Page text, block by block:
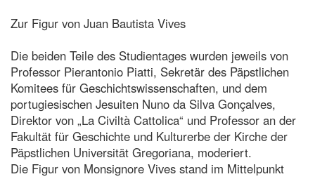
Zur Figur von Juan Bautista Vives
Die beiden Teile des Studientages wurden jeweils von
Professor Pierantonio Piatti, Sekretär des Päpstlichen
Komitees für Geschichtswissenschaften, und dem
portugiesischen Jesuiten Nuno da Silva Gonçalves,
Direktor von „La Civiltà Cattolica“ und Professor an der
Fakultät für Geschichte und Kulturerbe der Kirche der
Päpstlichen Universität Gregoriana, moderiert.
Die Figur von Monsignore Vives stand im Mittelpunkt